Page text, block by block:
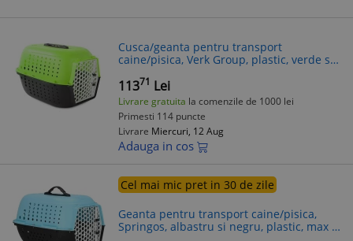
Cusca/geanta pentru transport
caine/pisica, Verk Group, plastic, verde si
11371 Lei
Livrare gratuita la comenzile de 1000 lei
Primesti 114 puncte
Livrare Miercuri, 12 Aug
Adauga in cos
Cel mai mic pret in 30 de zile
Geanta pentru transport caine/pisica,
Springos, albastru si negru, plastic, max 7